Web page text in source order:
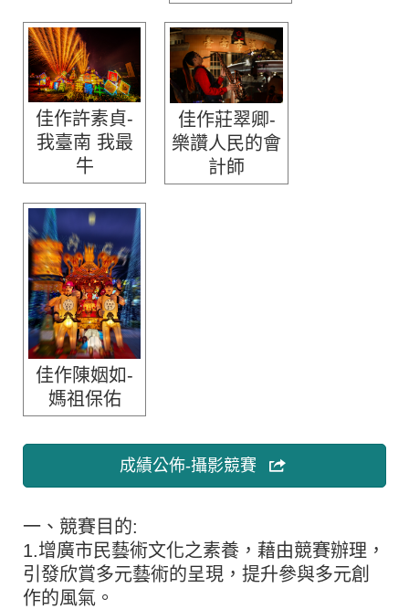
佳作許素貞-
我臺南 我最
牛
佳作莊翠卿-
樂讚人民的會
計師
佳作陳姻如-
媽祖保佑
成績公佈-攝影競賽
一、競賽目的:
1.增廣市民藝術文化之素養，藉由競賽辦理，
引發欣賞多元藝術的呈現，提升參與多元創
作的風氣。